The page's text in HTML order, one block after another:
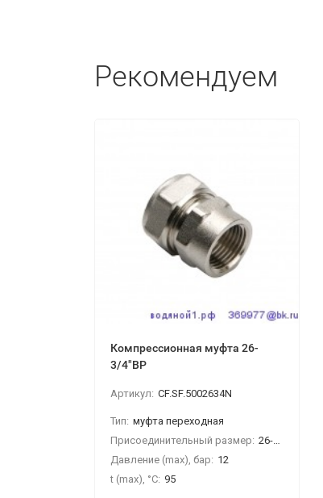
Рекомендуем
Компрессионная муфта 26-
3/4"ВР
Артикул: CF.SF.5002634N
Тип: муфта переходная
Присоединительный размер: 26-3/4"ВР
Давление (max), бар: 12
t (max), °С: 95